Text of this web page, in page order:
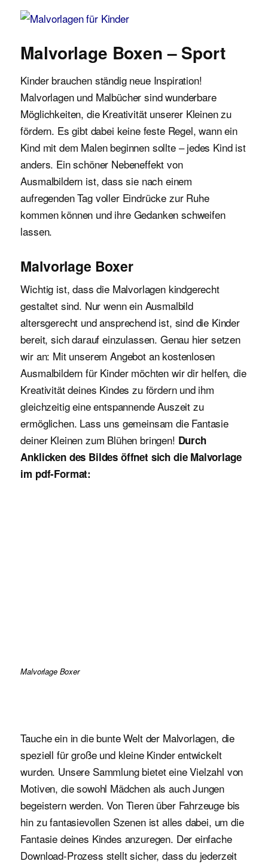
Malvorlagen für Kinder
Malvorlage Boxen – Sport
Kinder brauchen ständig neue Inspiration!
Malvorlagen und Malbücher sind wunderbare
Möglichkeiten, die Kreativität unserer Kleinen zu
fördern. Es gibt dabei keine feste Regel, wann ein
Kind mit dem Malen beginnen sollte – jedes Kind ist
anders. Ein schöner Nebeneffekt von
Ausmalbildern ist, dass sie nach einem
aufregenden Tag voller Eindrücke zur Ruhe
kommen können und ihre Gedanken schweifen
lassen.
Malvorlage Boxer
Wichtig ist, dass die Malvorlagen kindgerecht
gestaltet sind. Nur wenn ein Ausmalbild
altersgerecht und ansprechend ist, sind die Kinder
bereit, sich darauf einzulassen. Genau hier setzen
wir an: Mit unserem Angebot an kostenlosen
Ausmalbildern für Kinder möchten wir dir helfen, die
Kreativität deines Kindes zu fördern und ihm
gleichzeitig eine entspannende Auszeit zu
ermöglichen. Lass uns gemeinsam die Fantasie
deiner Kleinen zum Blühen bringen! Durch
Anklicken des Bildes öffnet sich die Malvorlage
im pdf-Format:
Malvorlage Boxer
Tauche ein in die bunte Welt der Malvorlagen, die
speziell für große und kleine Kinder entwickelt
wurden. Unsere Sammlung bietet eine Vielzahl von
Motiven, die sowohl Mädchen als auch Jungen
begeistern werden. Von Tieren über Fahrzeuge bis
hin zu fantasievollen Szenen ist alles dabei, um die
Fantasie deines Kindes anzuregen. Der einfache
Download-Prozess stellt sicher, dass du jederzeit